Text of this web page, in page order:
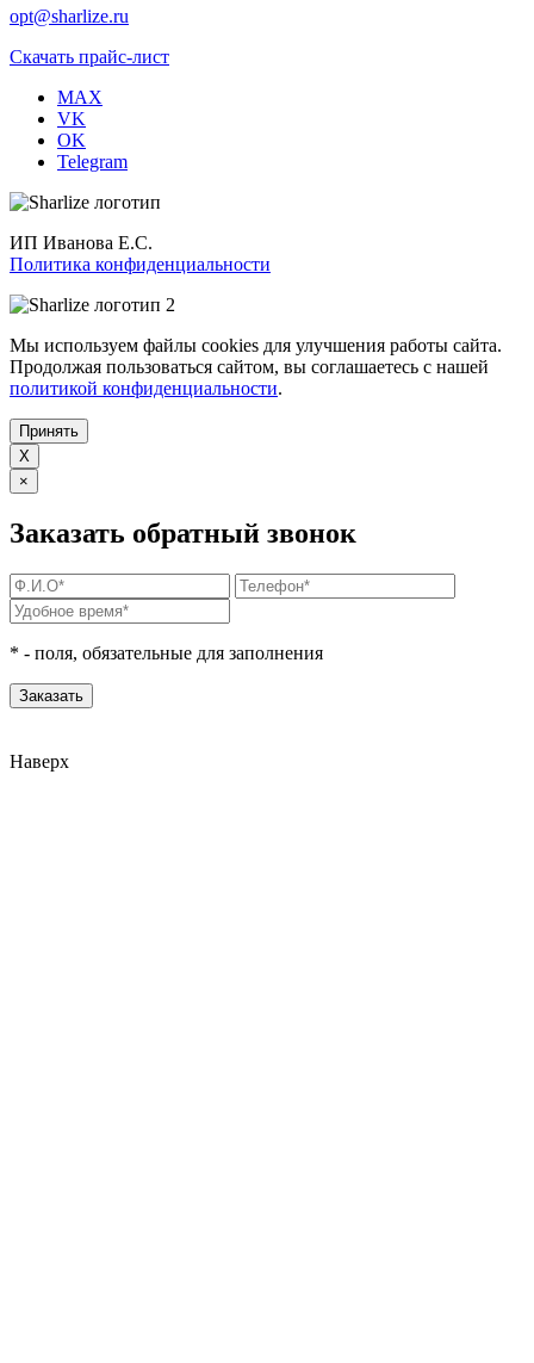
opt@sharlize.ru
Скачать прайс-лист
MAX
VK
OK
Telegram
ИП Иванова Е.С.
Политика конфиденциальности
Мы используем файлы cookies для улучшения работы сайта.
Продолжая пользоваться сайтом, вы соглашаетесь с нашей
политикой конфиденциальности.
Принять
X
×
Заказать обратный звонок
* - поля, обязательные для заполнения
Наверх